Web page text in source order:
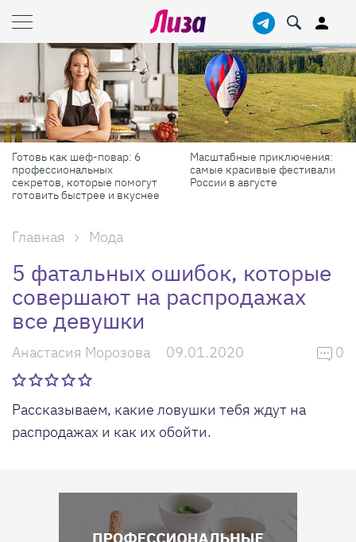
шеф-повар: 6
которые помогут
и вкуснее
Масштабные приключения:
самые красивые фестивали
России в августе
реально
Главная Мода
5 фатальных ошибок, которые
совершают на распродажах
все девушки
Анастасия Морозова 09.01.2020 0
Рассказываем, какие ловушки тебя ждут на
распродажах и как их обойти.